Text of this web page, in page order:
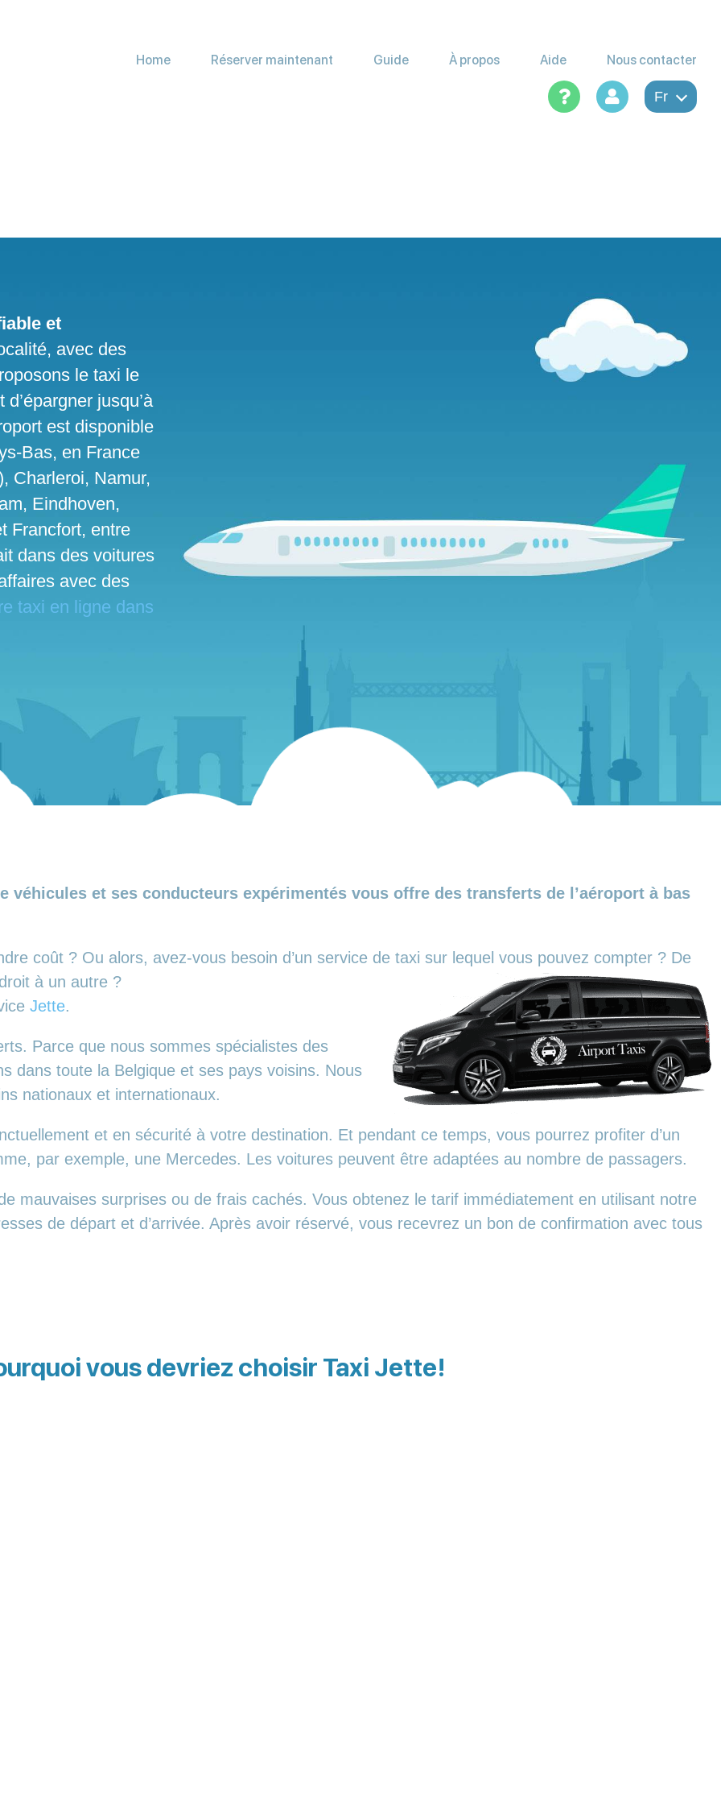
Home Réserver maintenant Guide À propos Aide Nous contacter
Fr
et
avec des
le taxi le
jusqu’à
est disponible
Bas, en France
Charleroi, Namur,
Eindhoven,
Francfort, entre
dans des voitures
avec des
taxi en ligne dans
véhicules et ses conducteurs expérimentés vous offre des transferts de l’aéroport à bas
coût ? Ou alors, avez-vous besoin d’un service de taxi sur lequel vous pouvez compter ? De
à un autre ?
Jette.
Parce que nous sommes spécialistes des
dans toute la Belgique et ses pays voisins. Nous
nationaux et internationaux.
et en sécurité à votre destination. Et pendant ce temps, vous pourrez profiter d’un
par exemple, une Mercedes. Les voitures peuvent être adaptées au nombre de passagers.
mauvaises surprises ou de frais cachés. Vous obtenez le tarif immédiatement en utilisant notre
de départ et d’arrivée. Après avoir réservé, vous recevrez un bon de confirmation avec tous
vous devriez choisir Taxi Jette!